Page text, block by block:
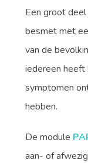
Een groot
besmet met
van de
iedereen heeft
symptomen
hebben.
De module
aan- of